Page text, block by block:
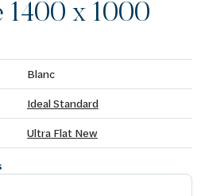
1400 x 1000
Blanc
Ideal Standard
Ultra Flat New